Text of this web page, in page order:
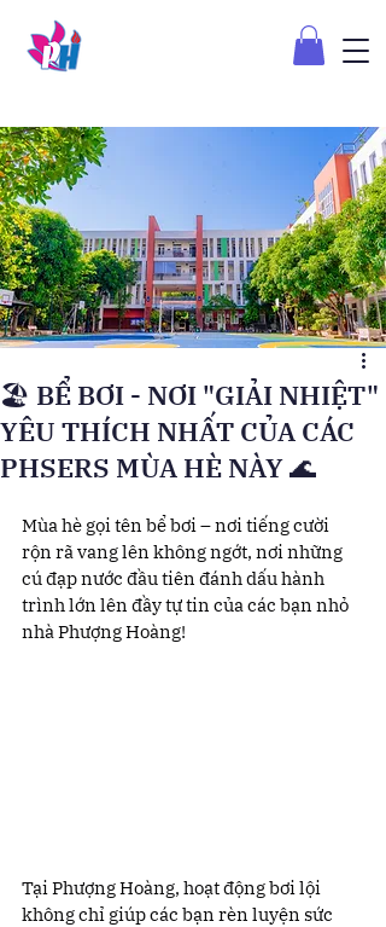
🏖️ BỂ BƠI - NƠI "GIẢI NHIỆT"
YÊU THÍCH NHẤT CỦA CÁC
PHSERS MÙA HÈ NÀY 🌊
Mùa hè gọi tên bể bơi – nơi tiếng cười
rộn rã vang lên không ngớt, nơi những
cú đạp nước đầu tiên đánh dấu hành
trình lớn lên đầy tự tin của các bạn nhỏ
nhà Phượng Hoàng!
Tại Phượng Hoàng, hoạt động bơi lội
không chỉ giúp các bạn rèn luyện sức